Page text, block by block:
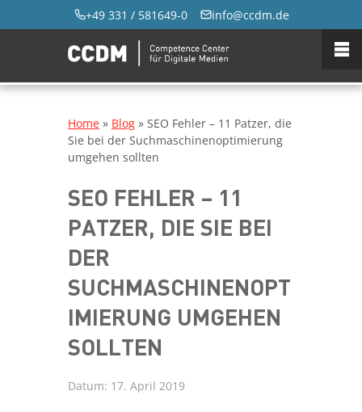
+49 331 / 581649-0 info@ccdm.de
Home » Blog » SEO Fehler – 11 Patzer, die
Sie bei der Suchmaschinenoptimierung
umgehen sollten
SEO FEHLER – 11
PATZER, DIE SIE BEI
DER
SUCHMASCHINENOPT
IMIERUNG UMGEHEN
SOLLTEN
Datum: 17. April 2019